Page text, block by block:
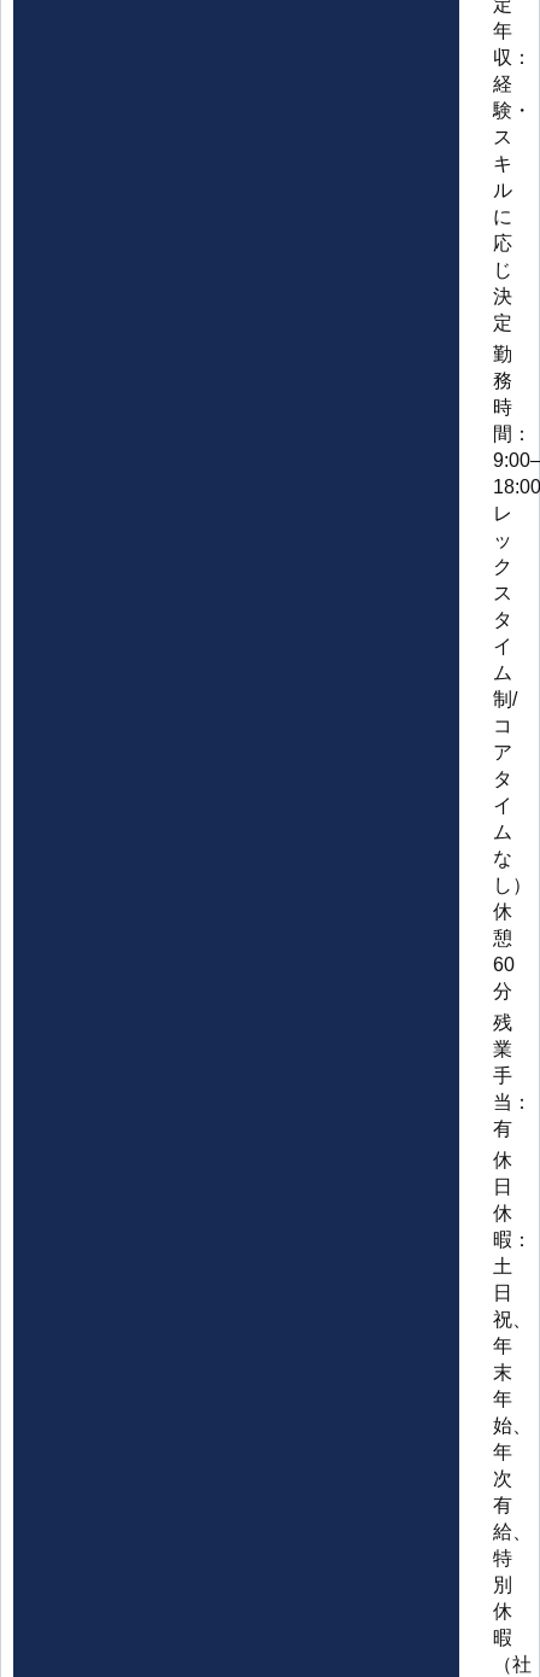
定
年
収：
経
験・
ス
キ
ル
に
応
じ
決
定
勤
務
時
間：
9:00–
レ
ッ
ク
ス
タ
イ
ム
制/
コ
ア
タ
イ
ム
な
し）
休
憩
60
分
残
業
手
当：
有
休
日
休
暇：
土
日
祝、
年
末
年
始、
年
次
有
給、
特
別
休
暇
（社